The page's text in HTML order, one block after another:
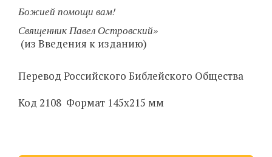
Божией помощи вам!
Священник Павел Островский»
(из Введения к изданию)
Перевод Российского Библейского Общества
Код 2108 Формат 145х215 мм